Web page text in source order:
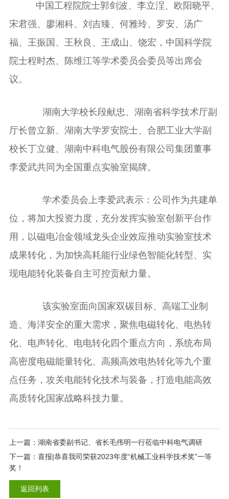
中国工程院院士郭剑波、李立浧、欧阳晓平、
宋君强、廖湘科、刘吉臻、何雅玲、罗安、汤广
福、王振国、王秋良、王成山、饶宏，中国科学院
院士程时杰、陈维江等学术委员会委员等出席会
议。
湖南大学校长段献忠、湖南省科学技术厅副
厅长曾立新、湖南大学罗安院士、合肥工业大学副
校长丁立健、湖南中科电气股份有限公司集团董事
李爱武共同为全国重点实验室揭牌。
学术委员会上李爱武表示：公司作为共建单
位，将加大投资力度，充分发挥实验室创新平台作
用，以磁电冶金领域龙头企业效应推动实验室技术
成果转化，为加快高耗能行业绿色智能化转型、实
现电能转化装备自主可控贡献力量。
该实验室面向国家双碳目标、高端工业制
造、海洋安全的重大需求，聚焦电磁转化、电热转
化、电声转化、电电转化四个重点方向，系统布局
高密度电磁能量转化、高频高效电热转化等九个重
点任务，攻关电能转化技术与装备，打造电能高效
高质转化国家战略科技力量。
上一篇：湖南省委副书记、省长毛伟明一行莅临中科电气调研
下一篇：喜报|恭喜我司荣获2023年度“机械工业科学技术奖”一等
奖！
返回列表